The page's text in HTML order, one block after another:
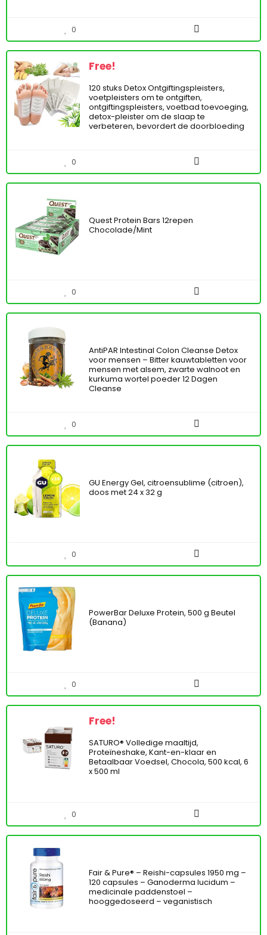
0
Free!
120 stuks Detox Ontgiftingspleisters,
voetpleisters om te ontgiften,
ontgiftingspleisters, voetbad toevoeging,
detox-pleister om de slaap te
verbeteren, bevordert de doorbloeding
0
Quest Protein Bars 12repen
Chocolade/Mint
0
AntiPAR Intestinal Colon Cleanse Detox
voor mensen – Bitter kauwtabletten voor
mensen met alsem, zwarte walnoot en
kurkuma wortel poeder 12 Dagen
Cleanse
0
GU Energy Gel, citroensublime (citroen),
doos met 24 x 32 g
0
PowerBar Deluxe Protein, 500 g Beutel
(Banana)
0
Free!
SATURO® Volledige maaltijd,
Proteïneshake, Kant-en-klaar en
Betaalbaar Voedsel, Chocola, 500 kcal, 6
x 500 ml
0
Fair & Pure® – Reishi-capsules 1950 mg –
120 capsules – Ganoderma lucidum –
medicinale paddenstoel –
hooggedoseerd – veganistisch